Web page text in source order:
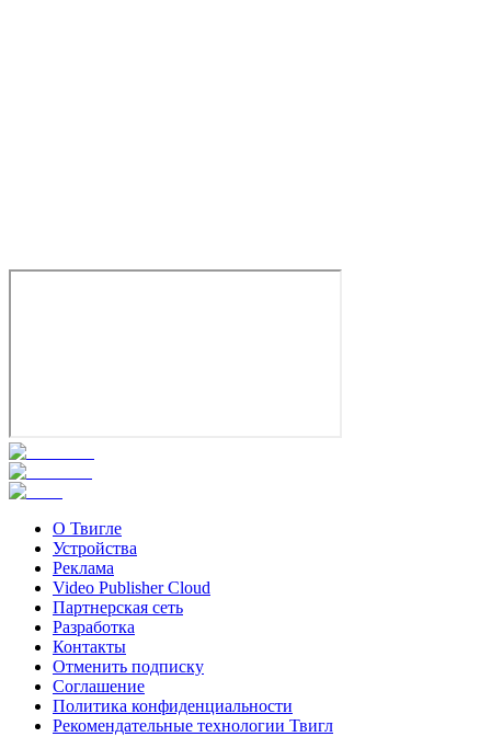
О Твигле
Устройства
Реклама
Video Publisher Cloud
Партнерская сеть
Разработка
Контакты
Отменить подписку
Соглашение
Политика конфиденциальности
Рекомендательные технологии Твигл